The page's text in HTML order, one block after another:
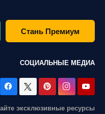
Стань Премиум
СОЦИАЛЬНЫЕ МЕДИА
эксклюзивные ресурсы